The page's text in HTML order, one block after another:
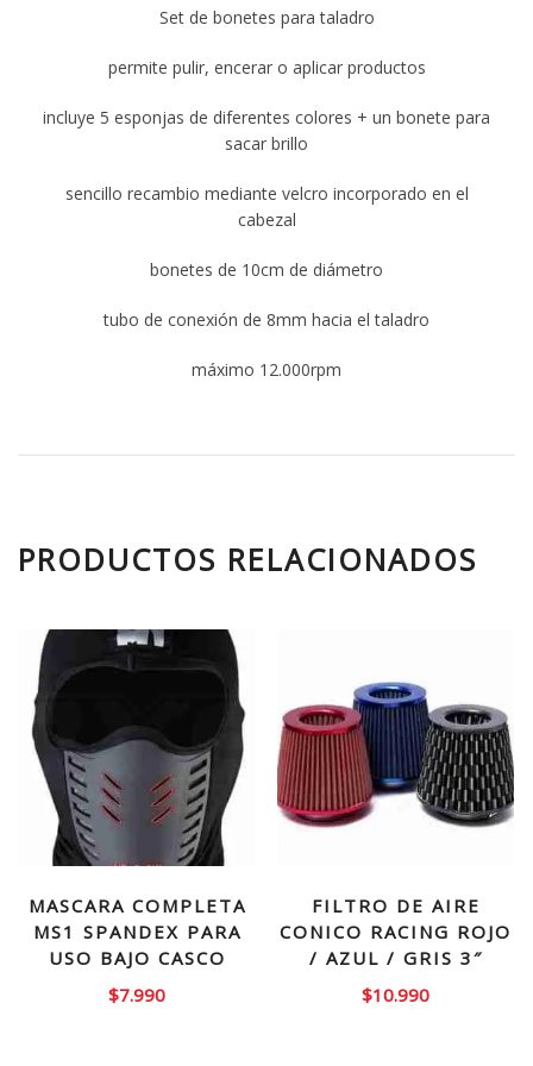
Set de bonetes para taladro
permite pulir, encerar o aplicar productos
incluye 5 esponjas de diferentes colores + un bonete para
sacar brillo
sencillo recambio mediante velcro incorporado en el
cabezal
bonetes de 10cm de diámetro
tubo de conexión de 8mm hacia el taladro
máximo 12.000rpm
PRODUCTOS RELACIONADOS
MASCARA COMPLETA
MS1 SPANDEX PARA
USO BAJO CASCO
$7.990
FILTRO DE AIRE
CONICO RACING ROJO
/ AZUL / GRIS 3″
$10.990